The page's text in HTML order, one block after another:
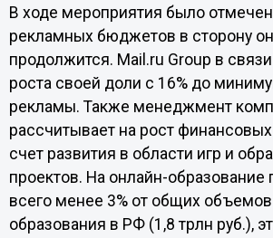
В ходе мероприятия было
рекламных бюджетов в сторону
продолжится. Mail.ru Group в
роста своей доли с 16% до
рекламы. Также менеджмент
рассчитывает на рост финансовых
счет развития в области игр и
проектов. На онлайн-образование
всего менее 3% от общих
образования в РФ (1,8 трлн руб.),